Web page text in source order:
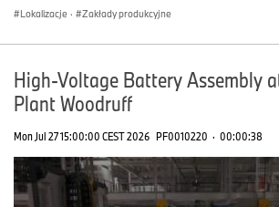
Lokalizacje · Zakłady produkcyjne
High-Voltage Battery Assembly
Plant Woodruff
Mon Jul 27 15:00:00 CEST 2026 PF0010220 · 00:00:38